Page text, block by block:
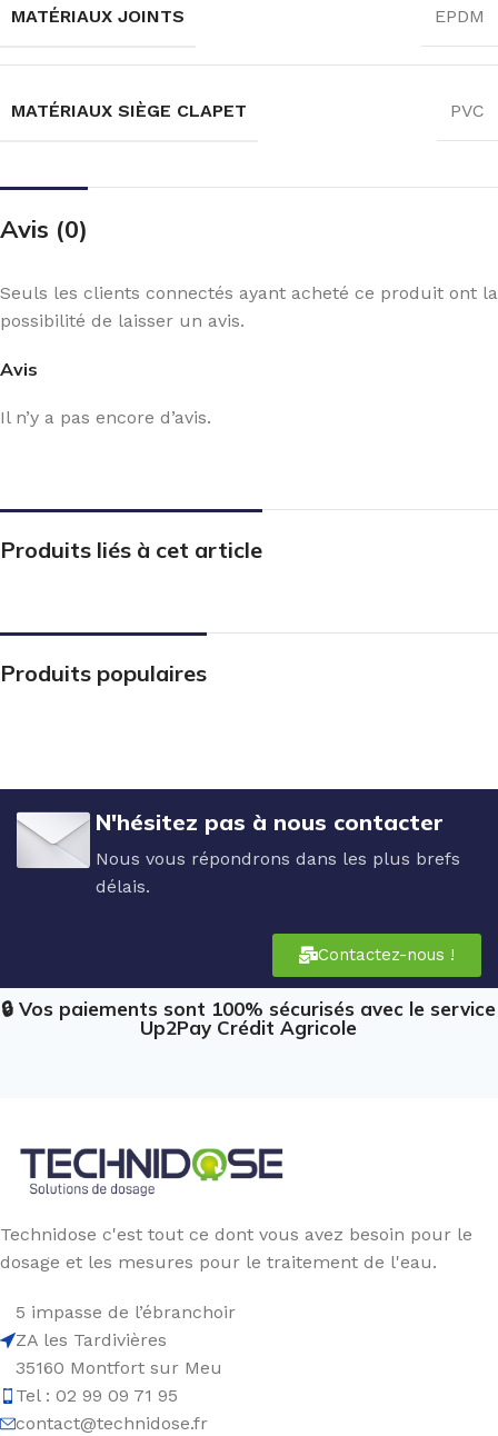
MATÉRIAUX JOINTS EPDM
MATÉRIAUX SIÈGE CLAPET PVC
Avis (0)
Avis
Il n’y a pas encore d’avis.
Seuls les clients connectés ayant acheté ce produit ont la
possibilité de laisser un avis.
Produits liés à cet article
Produits populaires
N'hésitez pas à nous contacter
Nous vous répondrons dans les plus brefs
délais.
Contactez-nous !
🔒 Vos paiements sont 100% sécurisés avec le service
Up2Pay Crédit Agricole
Technidose c'est tout ce dont vous avez besoin pour le
dosage et les mesures pour le traitement de l'eau.
5 impasse de l’ébranchoir
ZA les Tardivières
35160 Montfort sur Meu
Tel : 02 99 09 71 95
contact@technidose.fr